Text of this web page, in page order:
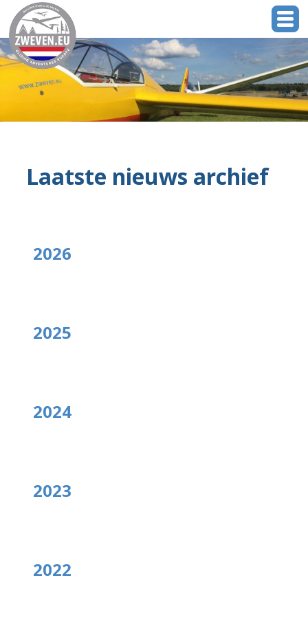
Laatste nieuws archief
2026
2025
2024
2023
2022